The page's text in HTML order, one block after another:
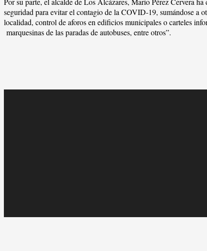
seguridad para evitar el contagio de la COVID-19, sumándose a
localidad, control de aforos en edificios municipales o carteles
marquesinas de las paradas de autobuses, entre otros”.